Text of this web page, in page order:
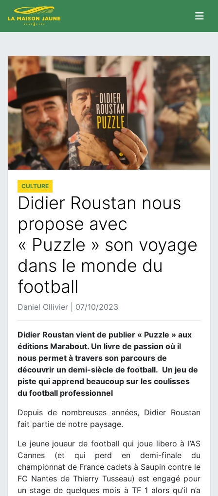
CULTURE
Didier Roustan nous
propose avec
« Puzzle » son voyage
dans le monde du
football
Daniel Ollivier | 07/10/2023
Didier Roustan vient de publier « Puzzle » aux
éditions Marabout. Un livre de passion où il
nous permet à travers son parcours de
découvrir un demi-siècle de football. Un jeu de
piste qui apprend beaucoup sur les coulisses
du football professionnel
Depuis de nombreuses années, Didier Roustan
fait partie de notre paysage.
Le jeune joueur de football qui joue libero à l’AS
Cannes (et qui perd en demi-finale du
championnat de France cadets à Saupin contre le
FC Nantes de Thierry Tusseau) est engagé pour
un stage de quelques mois à TF 1 alors qu’il n’a